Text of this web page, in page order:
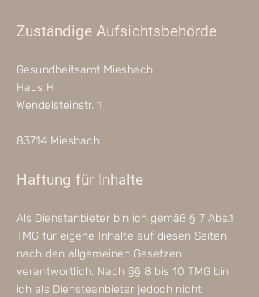
Zuständige Aufsichtsbehörde
Gesundheitsamt Miesbach
Haus H
Wendelsteinstr. 1
83714 Miesbach
Haftung für Inhalte
Als Dienstanbieter bin ich gemäß § 7 Abs.1
TMG für eigene Inhalte auf diesen Seiten
nach den allgemeinen Gesetzen
verantwortlich. Nach §§ 8 bis 10 TMG bin
ich als Diensteanbieter jedoch nicht